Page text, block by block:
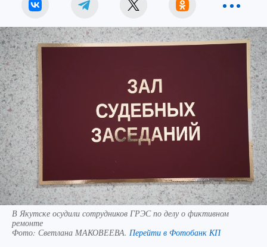
В Якутске осудили сотрудников ГРЭС по делу о фиктивном
ремонте
Фото: Светлана МАКОВЕЕВА. Перейти в Фотобанк КП